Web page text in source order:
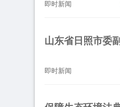
即时新闻
山东省日照市委
即时新闻